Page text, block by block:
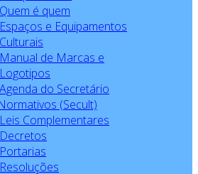
Quem é quem
Espaços e Equipamentos
Culturais
Manual de Marcas e
Logotipos
Agenda do Secretário
(Secult)
Leis Complementares
Decretos
Portarias
Resoluções